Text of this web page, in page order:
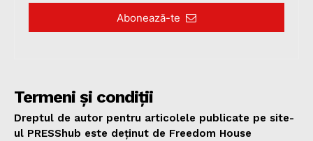
Abonează-te
Termeni și condiții
Dreptul de autor pentru articolele publicate pe site-
ul PRESShub este deținut de Freedom House